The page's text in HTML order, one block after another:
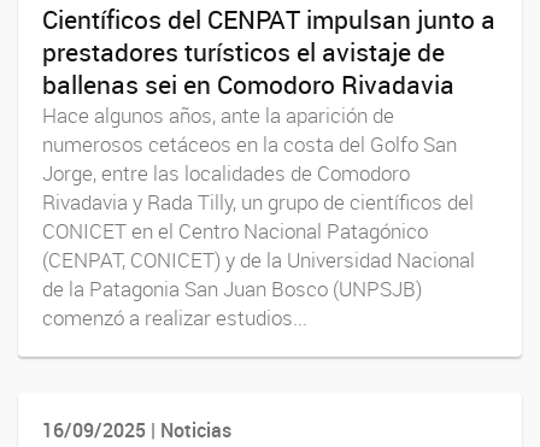
Científicos del CENPAT impulsan junto a
prestadores turísticos el avistaje de
ballenas sei en Comodoro Rivadavia
Hace algunos años, ante la aparición de
numerosos cetáceos en la costa del Golfo San
Jorge, entre las localidades de Comodoro
Rivadavia y Rada Tilly, un grupo de científicos del
CONICET en el Centro Nacional Patagónico
(CENPAT, CONICET) y de la Universidad Nacional
de la Patagonia San Juan Bosco (UNPSJB)
comenzó a realizar estudios...
16/09/2025 | Noticias